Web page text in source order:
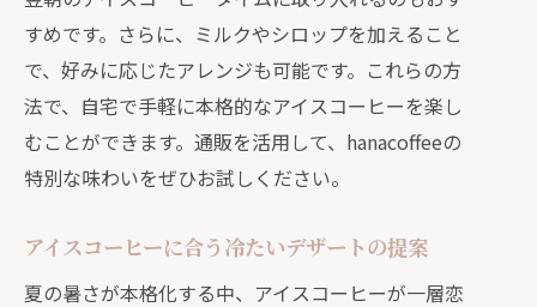
すめです。さらに、ミルクやシロップを加えること
で、好みに応じたアレンジも可能です。これらの方
法で、自宅で手軽に本格的なアイスコーヒーを楽し
むことができます。通販を活用して、hanacoffeeの
特別な味わいをぜひお試しください。
アイスコーヒーに合う冷たいデザートの提案
夏の暑さが本格化する中、アイスコーヒーが一層恋